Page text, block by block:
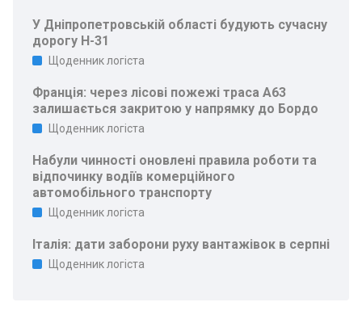
У Дніпропетровській області будують сучасну
дорогу Н-31
Щоденник логіста
Франція: через лісові пожежі траса A63
залишається закритою у напрямку до Бордо
Щоденник логіста
Набули чинності оновлені правила роботи та
відпочинку водіїв комерційного
автомобільного транспорту
Щоденник логіста
Італія: дати заборони руху вантажівок в серпні
Щоденник логіста